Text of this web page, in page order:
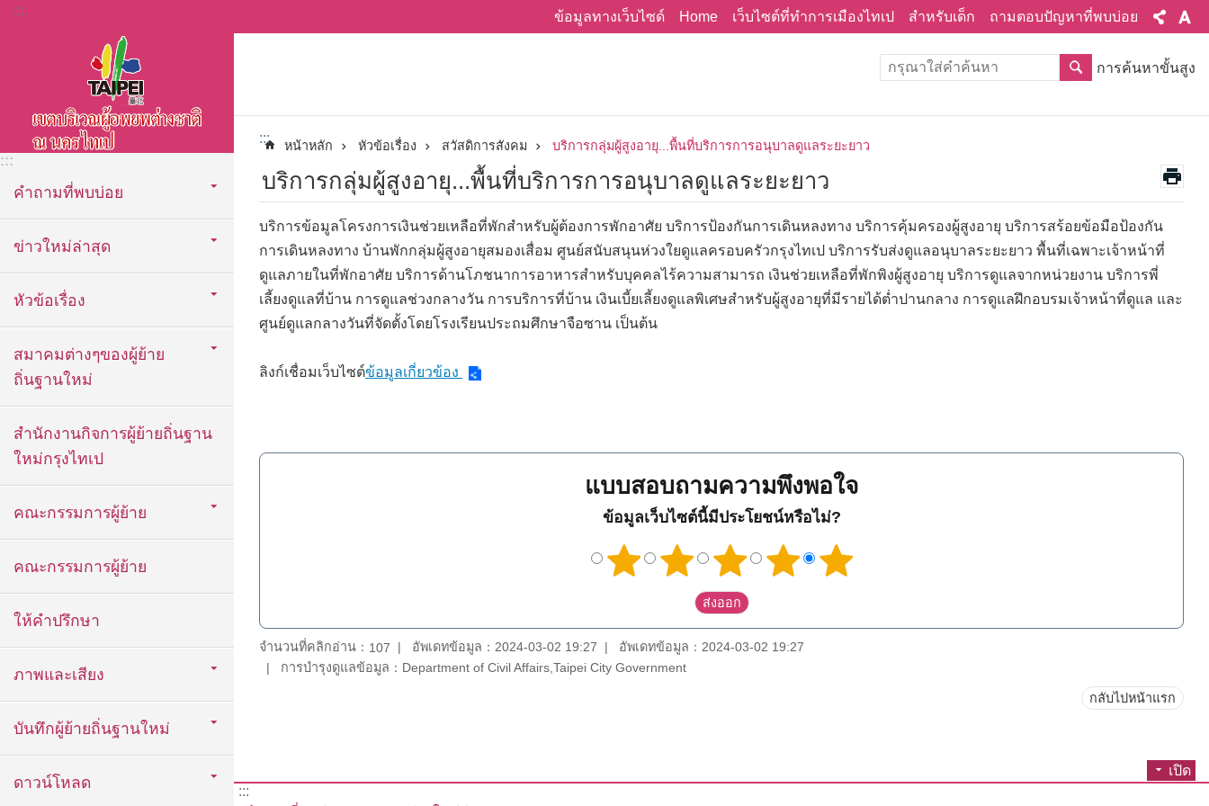
ข้ามไปที่บล็อกเนื้อหาหลัก
::: ข้อมูลทางเว็บไซด์ Home เว็บไซต์ที่ทำการเมืองไทเป สำหรับเด็ก ถามตอบปัญหาที่พบบ่อย
:::
คำถามที่พบบ่อย
ข่าวใหม่ล่าสุด
หัวข้อเรื่อง
สมาคมต่างๆของผู้ย้าย
ถิ่นฐานใหม่
สำนักงานกิจการผู้ย้ายถิ่นฐาน
ใหม่กรุงไทเป
คณะกรรมการผู้ย้าย
คณะกรรมการผู้ย้าย
ให้คำปรึกษา
ภาพและเสียง
บันทึกผู้ย้ายถิ่นฐานใหม่
ดาวน์โหลด
การค้นหาขั้นสูง
::: หน้าหลัก หัวข้อเรื่อง สวัสดิการสังคม บริการกลุ่มผู้สูงอายุ...พื้นที่บริการการอนุบาลดูแลระยะยาว
บริการกลุ่มผู้สูงอายุ...พื้นที่บริการการอนุบาลดูแลระยะยาว
บริการข้อมูลโครงการเงินช่วยเหลือที่พักสำหรับผู้ต้องการพักอาศัย บริการป้องกันการเดินหลงทาง บริการคุ้มครองผู้สูงอายุ บริการสร้อยข้อมือป้องกัน
การเดินหลงทาง บ้านพักกลุ่มผู้สูงอายุสมองเสื่อม ศูนย์สนับสนุนห่วงใยดูแลครอบครัวกรุงไทเป บริการรับส่งดูแลอนุบาลระยะยาว พื้นที่เฉพาะเจ้าหน้าที่
ดูแลภายในที่พักอาศัย บริการด้านโภชนาการอาหารสำหรับบุคคลไร้ความสามารถ เงินช่วยเหลือที่พักพิงผู้สูงอายุ บริการดูแลจากหน่วยงาน บริการพี่
เลี้ยงดูแลที่บ้าน การดูแลช่วงกลางวัน การบริการที่บ้าน เงินเบี้ยเลี้ยงดูแลพิเศษสำหรับผู้สูงอายุที่มีรายได้ต่ำปานกลาง การดูแลฝึกอบรมเจ้าหน้าที่ดูแล และ
ศูนย์ดูแลกลางวันที่จัดตั้งโดยโรงเรียนประถมศึกษาจือซาน เป็นต้น
ลิงก์เชื่อมเว็บไซต์ข้อมูลเกี่ยวข้อง
แบบสอบถามความพึงพอใจ
ข้อมูลเว็บไซต์นี้มีประโยชน์หรือไม่?
จำนวนที่คลิกอ่าน： 107 อัพเดทข้อมูล：2024-03-02 19:27
อัพเดทข้อมูล：2024-03-02 19:27
การบำรุงดูแลข้อมูล：Department of Civil Affairs,Taipei City Government
กลับไปหน้าแรก
เปิด
:::